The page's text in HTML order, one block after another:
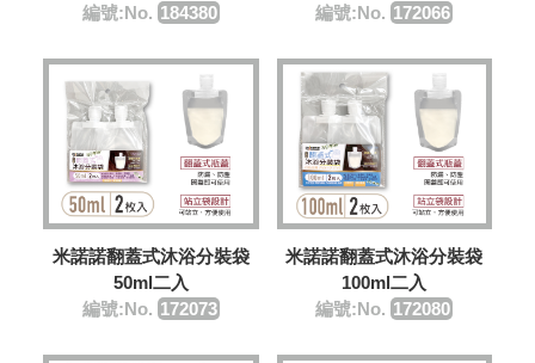
編號:No. 184380 編號:No. 172066
米諾諾翻蓋式沐浴分裝袋
50ml二入
編號:No. 172073
米諾諾翻蓋式沐浴分裝袋
100ml二入
編號:No. ​172080